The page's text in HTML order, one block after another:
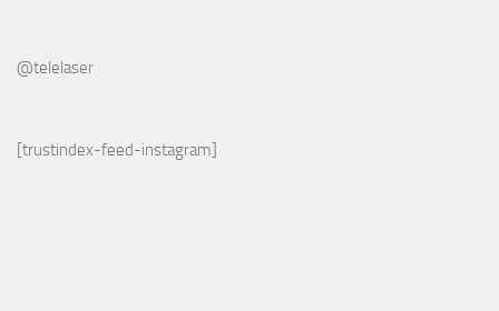
@telelaser
[trustindex-feed-instagram]